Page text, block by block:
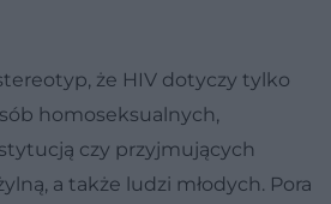
że HIV dotyczy tylko
homoseksualnych,
czy przyjmujących
a także ludzi młodych. Pora